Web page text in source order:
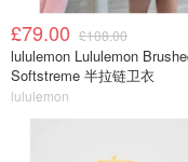
£79.00 £108.00
lululemon Lululemon
Softstreme 半拉链卫衣
lululemon